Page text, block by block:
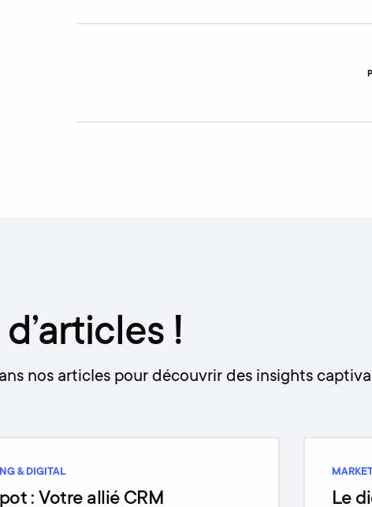
!
nos articles pour découvrir des insights
& DIGITAL
: Votre allié CRM Le